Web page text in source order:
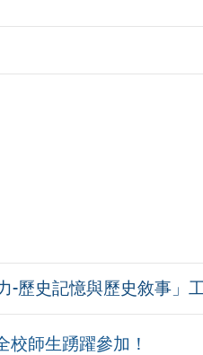
-歷史記憶與歷史敘事」
師生踴躍參加！